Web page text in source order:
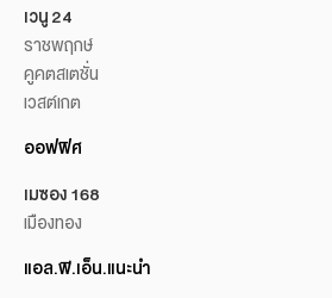
เวนู 24
ราชพฤกษ์
คูคตสเตชั่น
เวสต์เกต
ออฟฟิศ
เมซอง 168
เมืองทอง
แอล.พี.เอ็น.แนะนำ